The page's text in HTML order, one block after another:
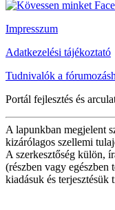
Impresszum
Adatkezelési tájékoztató
Tudnivalók a
Portál fejlesztés és
A lapunkban megjelent
kizárólagos szellemi
A szerkesztőség külön,
(részben vagy egészben
kiadásuk és terjesztésük